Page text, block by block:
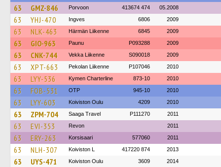
63 GMZ-846 Porvoon 413674 474 05.2008
63 YHJ-470 Ingves 6806 2009
63 NLK-463 Härmän Liikenne 6845 2009
63 GIO-963 Paunu P093288 2009
63 CNK-744 Vekka Liikenne S090018 2009
63 XPT-663 Pekolan Liikenne P107046 2010
63 LYY-536 Kymen Charterline 873-10 2010
63 FOB-531 OTP 945-10 2010
63 LYY-603 Koiviston Oulu 4209 2010
63 ZPM-704 Saaga Travel P111270 2011
63 EVI-353 Revon 2011
63 ERY-263 Korsisaari 577060 2011
63 NLH-307 Koiviston L 417220 874 2013
63 UYS-471 Koiviston Oulu 3609 2014